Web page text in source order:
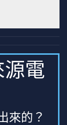
源電
來的？